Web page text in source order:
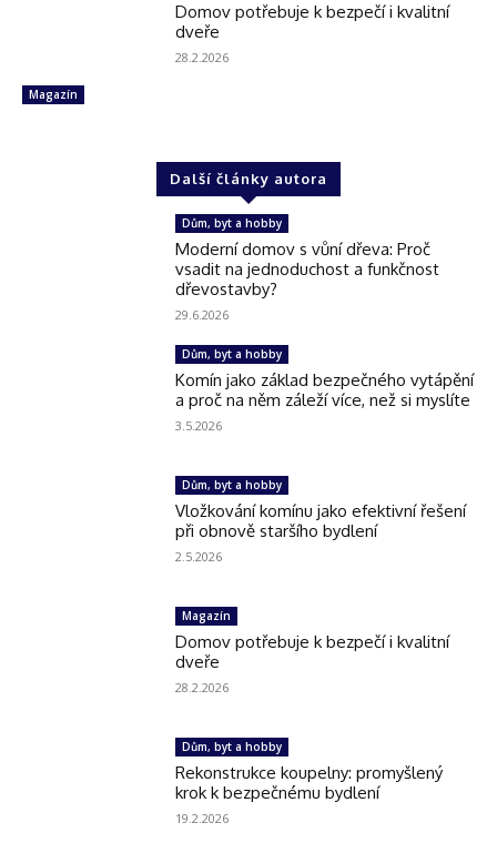
Magazín
Domov potřebuje k bezpečí i kvalitní
dveře
28.2.2026
Další články autora
Dům, byt a hobby
Moderní domov s vůní dřeva: Proč
vsadit na jednoduchost a funkčnost
dřevostavby?
29.6.2026
Dům, byt a hobby
Komín jako základ bezpečného vytápění
a proč na něm záleží více, než si myslíte
3.5.2026
Dům, byt a hobby
Vložkování komínu jako efektivní řešení
při obnově staršího bydlení
2.5.2026
Magazín
Domov potřebuje k bezpečí i kvalitní
dveře
28.2.2026
Dům, byt a hobby
Rekonstrukce koupelny: promyšlený
krok k bezpečnému bydlení
19.2.2026